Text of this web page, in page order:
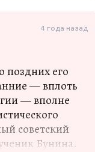
из
безусловно,
Её книги
Да, там многим
4 года назад
поздних его
— вплоть
— вполне
советский
Бунина.